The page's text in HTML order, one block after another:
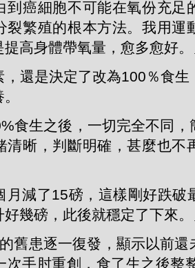
到癌細胞不可能在氧份充足
裂繁殖的根本方法。我用運
高身體帶氧量，愈多愈好
，還是決定了改為100％食
食生之後，一切完全不同
清晰，判斷明確，甚麼也不
月減了15磅，這樣剛好跌
幾磅，此後就穩定了下來
舊患逐一復發，顯示以前
次手肘重創，食了生之後整